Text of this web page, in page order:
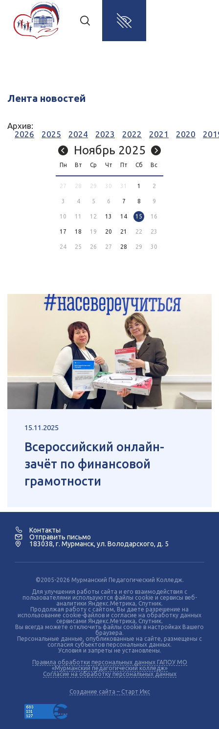
Лента новостей
Архив:
2026
2025 2024 2023 2022 2021 2020
Ноябрь 2025
Пн Вт Ср Чт Пт Сб Вс
27 28 29 30 31 1 2
3 4 5 6 7 8 9
10 11 12 13 14 15 16
17 18 19 20 21 22 23
24 25 26 27 28 29 30
15.11.2025
Всероссийский онлайн-
зачёт по финансовой
грамотности
Контакты
Отправить письмо
183038, г. Мурманск, ул. Володарского, д. 5
©2005-2026 Мурманский Педагогический Колледж.
Для улучшения работы сайта и его взаимодействия с
пользователями используются файлы cookie и сервисы веб-
аналитики Яндекс.Метрика, Спутник.
Продолжая работу с сайтом, Вы даете разрешение на
использование cookie-файлов и согласие на обработку данных
сервисами Яндекс.Метрика, Спутник.
Вы всегда можете отключить файлы cookie в настройках Вашего
браузера.
Персональные данные, опубликованные на сайте, размещены с
согласия субъектов персональных данных.
Условия и запреты не установлены.
Правила обработки персональных данных ГАПОУ МО
«Мурманский педагогический колледж»
Согласие на обработку персональных данных
Создание сайта – Старт Икс